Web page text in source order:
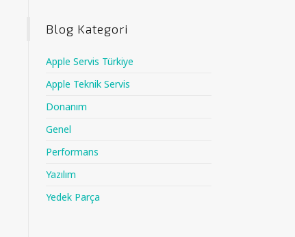
Blog Kategori
Apple Servis Türkiye
Apple Teknik Servis
Donanım
Genel
Performans
Yazılım
Yedek Parça